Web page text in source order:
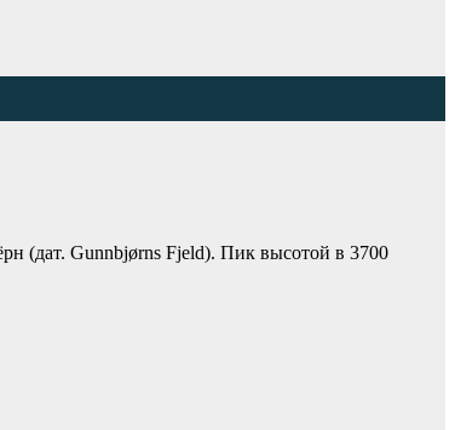
(дат. Gunnbjørns Fjeld). Пик высотой в 3700